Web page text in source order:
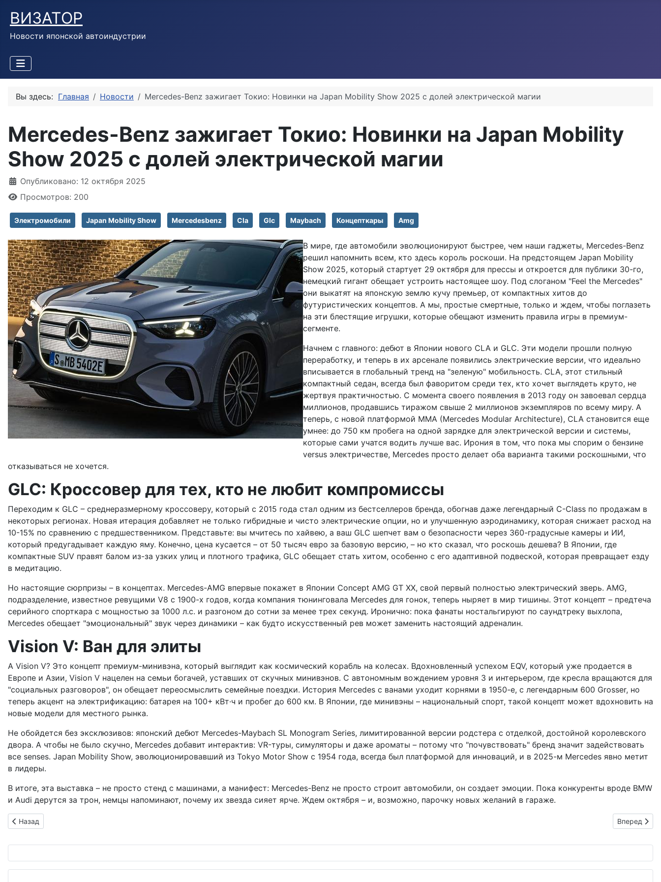
ВИЗАТОР
Новости японской автоиндустрии
Вы здесь: Главная Новости Mercedes-Benz зажигает Токио: Новинки на Japan Mobility Show 2025 с долей электрической магии
Mercedes-Benz зажигает Токио: Новинки на Japan Mobility
Show 2025 с долей электрической магии
Информация о материале
Опубликовано: 12 октября 2025
Просмотров: 200
Электромобили Japan Mobility Show Mercedesbenz Cla Glc Maybach Концепткары Amg
В мире, где автомобили эволюционируют быстрее, чем наши гаджеты, Mercedes-Benz
решил напомнить всем, кто здесь король роскоши. На предстоящем Japan Mobility
Show 2025, который стартует 29 октября для прессы и откроется для публики 30-го,
немецкий гигант обещает устроить настоящее шоу. Под слоганом "Feel the Mercedes"
они выкатят на японскую землю кучу премьер, от компактных хитов до
футуристических концептов. А мы, простые смертные, только и ждем, чтобы поглазеть
на эти блестящие игрушки, которые обещают изменить правила игры в премиум-
сегменте.
Начнем с главного: дебют в Японии нового CLA и GLC. Эти модели прошли полную
переработку, и теперь в их арсенале появились электрические версии, что идеально
вписывается в глобальный тренд на "зеленую" мобильность. CLA, этот стильный
компактный седан, всегда был фаворитом среди тех, кто хочет выглядеть круто, не
жертвуя практичностью. С момента своего появления в 2013 году он завоевал сердца
миллионов, продавшись тиражом свыше 2 миллионов экземпляров по всему миру. А
теперь, с новой платформой MMA (Mercedes Modular Architecture), CLA становится еще
умнее: до 750 км пробега на одной зарядке для электрической версии и системы,
которые сами учатся водить лучше вас. Ирония в том, что пока мы спорим о бензине
versus электричестве, Mercedes просто делает оба варианта такими роскошными, что
отказываться не хочется.
GLC: Кроссовер для тех, кто не любит компромиссы
Переходим к GLC – среднеразмерному кроссоверу, который с 2015 года стал одним из бестселлеров бренда, обогнав даже легендарный C-Class по продажам в
некоторых регионах. Новая итерация добавляет не только гибридные и чисто электрические опции, но и улучшенную аэродинамику, которая снижает расход на
10-15% по сравнению с предшественником. Представьте: вы мчитесь по хайвею, а ваш GLC шепчет вам о безопасности через 360-градусные камеры и ИИ,
который предугадывает каждую яму. Конечно, цена кусается – от 50 тысяч евро за базовую версию, – но кто сказал, что роскошь дешева? В Японии, где
компактные SUV правят балом из-за узких улиц и плотного трафика, GLC обещает стать хитом, особенно с его адаптивной подвеской, которая превращает езду
в медитацию.
Но настоящие сюрпризы – в концептах. Mercedes-AMG впервые покажет в Японии Concept AMG GT XX, свой первый полностью электрический зверь. AMG,
подразделение, известное ревущими V8 с 1900-х годов, когда компания тюнинговала Mercedes для гонок, теперь ныряет в мир тишины. Этот концепт – предтеча
серийного спорткара с мощностью за 1000 л.с. и разгоном до сотни за менее трех секунд. Иронично: пока фанаты ностальгируют по саундтреку выхлопа,
Mercedes обещает "эмоциональный" звук через динамики – как будто искусственный рев может заменить настоящий адреналин.
Vision V: Ван для элиты
А Vision V? Это концепт премиум-минивэна, который выглядит как космический корабль на колесах. Вдохновленный успехом EQV, который уже продается в
Европе и Азии, Vision V нацелен на семьи богачей, уставших от скучных минивэнов. С автономным вождением уровня 3 и интерьером, где кресла вращаются для
"социальных разговоров", он обещает переосмыслить семейные поездки. История Mercedes с ванами уходит корнями в 1950-е, с легендарным 600 Grosser, но
теперь акцент на электрификацию: батарея на 100+ кВт·ч и пробег до 600 км. В Японии, где минивэны – национальный спорт, такой концепт может вдохновить на
новые модели для местного рынка.
Не обойдется без эксклюзивов: японский дебют Mercedes-Maybach SL Monogram Series, лимитированной версии родстера с отделкой, достойной королевского
двора. А чтобы не было скучно, Mercedes добавит интерактив: VR-туры, симуляторы и даже ароматы – потому что "почувствовать" бренд значит задействовать
все senses. Japan Mobility Show, эволюционировавший из Tokyo Motor Show с 1954 года, всегда был платформой для инноваций, и в 2025-м Mercedes явно метит
в лидеры.
В итоге, эта выставка – не просто стенд с машинами, а манифест: Mercedes-Benz не просто строит автомобили, он создает эмоции. Пока конкуренты вроде BMW
и Audi дерутся за трон, немцы напоминают, почему их звезда сияет ярче. Ждем октября – и, возможно, парочку новых желаний в гараже.
Предыдущий: Blitz делает Toyota Corolla Cross Hybrid по-настоящему универсальной: от низкой посадки до лифтбека с иронией
Назад Следующий:
Вперед